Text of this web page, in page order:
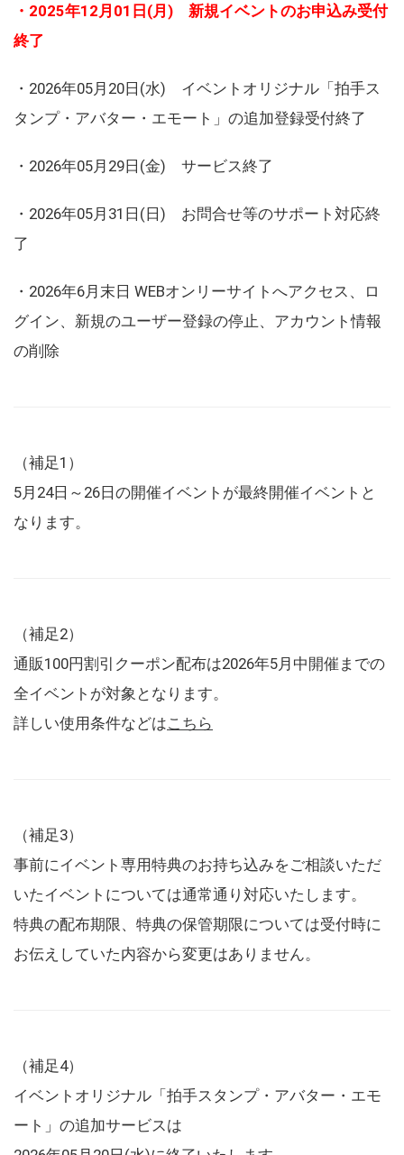
・2025年12月01日(月) 新規イベントのお申込み受付
終了
・2026年05月20日(水) イベントオリジナル「拍手ス
タンプ・アバター・エモート」の追加登録受付終了
・2026年05月29日(金) サービス終了
・2026年05月31日(日) お問合せ等のサポート対応終
了
・2026年6月末日 WEBオンリーサイトへアクセス、ロ
グイン、新規のユーザー登録の停止、アカウント情報
の削除
（補足1）
5月24日～26日の開催イベントが最終開催イベントと
なります。
（補足2）
通販100円割引クーポン配布は2026年5月中開催までの
全イベントが対象となります。
詳しい使用条件などはこちら
（補足3）
事前にイベント専用特典のお持ち込みをご相談いただ
いたイベントについては通常通り対応いたします。
特典の配布期限、特典の保管期限については受付時に
お伝えしていた内容から変更はありません。
（補足4）
イベントオリジナル「拍手スタンプ・アバター・エモ
ート」の追加サービスは